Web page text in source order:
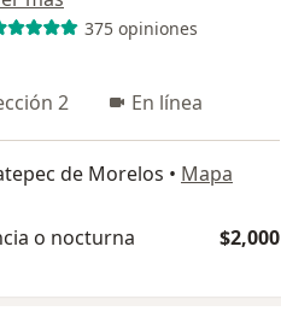
375 opiniones
2 En línea
de Morelos • Mapa
o nocturna $2,000